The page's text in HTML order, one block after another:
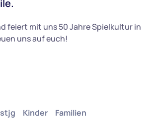
stjg Kinder Familien
feiert mit uns 50 Jahre Spielkultur in
uns auf euch!